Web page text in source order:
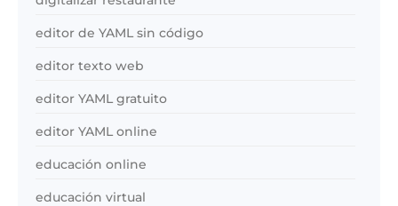
editor de YAML sin código
editor texto web
editor YAML gratuito
editor YAML online
educación online
educación virtual